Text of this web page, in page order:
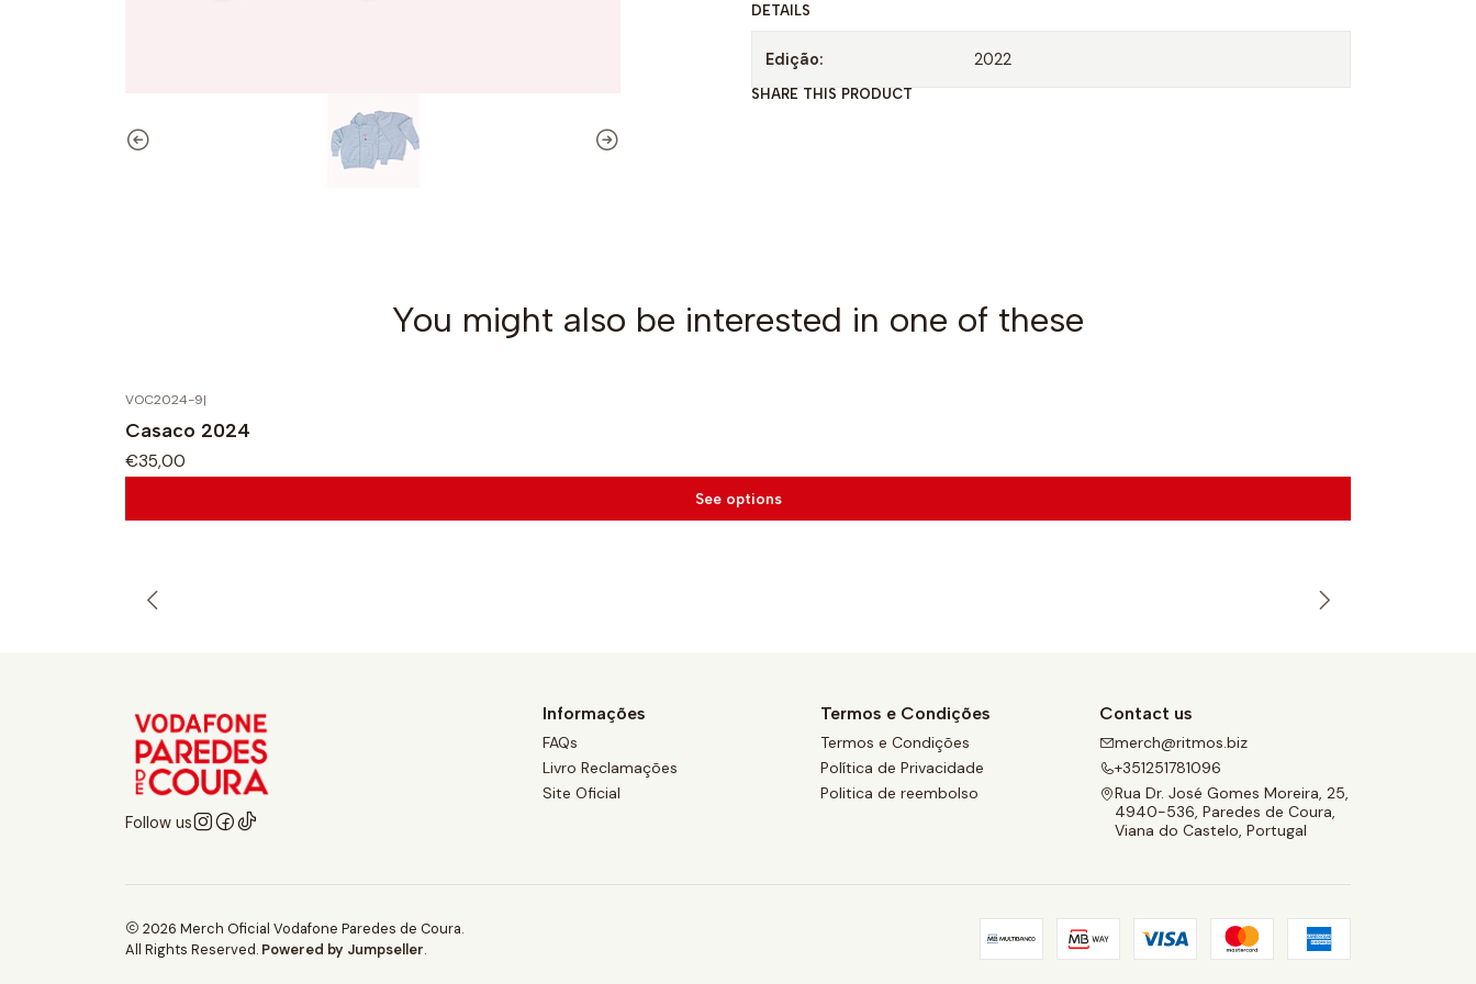
DETAILS
Edição: 2022
SHARE THIS PRODUCT
You might also be interested in one of these
VOC2024-9|
Casaco 2024
€35,00
See options
Follow us
Informações
FAQs
Livro Reclamações
Site Oficial
Termos e Condições
Termos e Condições
Política de Privacidade
Politica de reembolso
Contact us
merch@ritmos.biz
+351251781096
Rua Dr. José Gomes Moreira, 25,
4940-536, Paredes de Coura,
Viana do Castelo, Portugal
2026 Merch Oficial Vodafone Paredes de Coura.
All Rights Reserved. Powered by Jumpseller.